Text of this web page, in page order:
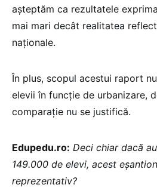
așteptăm ca rezultatele
mai mari decât realitatea
naționale.
În plus, scopul acestui raport
elevii în funcție de urbanizare,
comparație nu se justifică.
Edupedu.ro: Deci chiar dacă
149.000 de elevi, acest
reprezentativ?